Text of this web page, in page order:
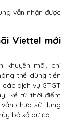
vẫn nhận được
Viettel mới
khuyến mãi, chỉ
thể dùng tiền
dịch vụ GTGT
kể từ thời điểm
chưa sử dụng
bỏ số dư đó.